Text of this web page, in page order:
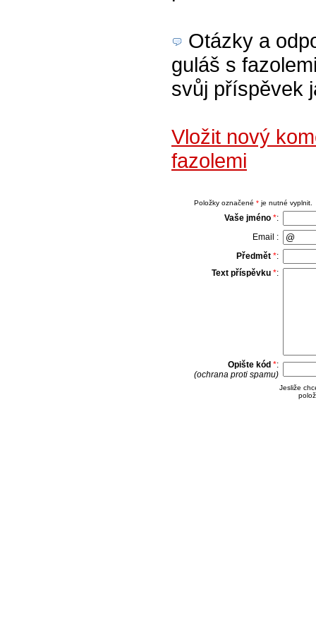
Otázky a
guláš s
svůj příspěvek
Vložit nový
fazolemi
Položky označené *je nutné vyplnit.
Vaše jméno *:
Email :
Předmět *:
Text příspěvku *:
Opište kód *:
(ochrana proti spamu)
Jesliže